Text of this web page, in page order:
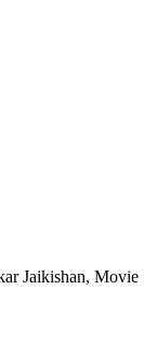
Jaikishan, Movie